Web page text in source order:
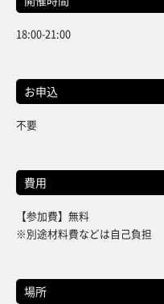
18:00-21:00
お申込
不要
費用
【参加費】無料
※別途材料費などは自己負担
場所